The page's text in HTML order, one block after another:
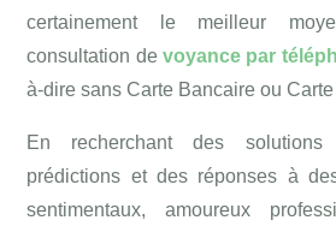
certainement le meilleur
consultation devoyance par
à-dire sans Carte Bancaire ou
En recherchant des
prédictions et des réponses à
sentimentaux, amoureux